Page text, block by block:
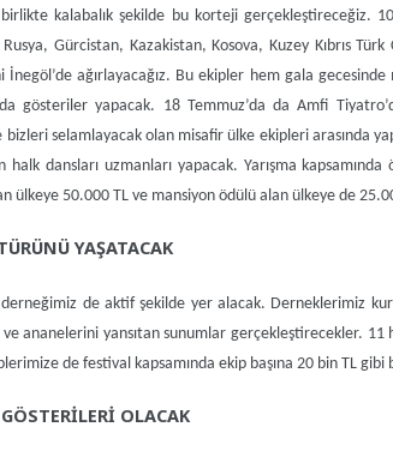
birlikte kalabalık şekilde bu korteji gerçekleştireceğiz.
Gürcistan, Kazakistan, Kosova, Kuzey Kıbrıs
İnegöl’de ağırlayacağız. Bu ekipler hem gala
gösteriler yapacak. 18 Temmuz’da da Amfi
selamlayacak olan misafir ülke ekipleri arasında
halk dansları uzmanları yapacak. Yarışma
ülkeye 50.000 TL ve mansiyon ödülü alan ülkeye de
YAŞATACAK
de aktif şekilde yer alacak. Derneklerimiz
ananelerini yansıtan sunumlar gerçekleştirecekler.
de festival kapsamında ekip başına 20 bin TL gibi
OLACAK